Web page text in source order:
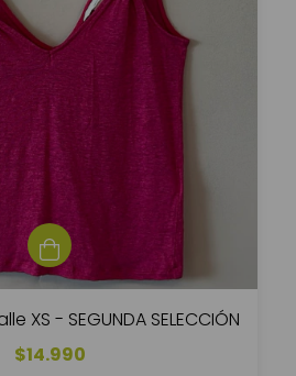
XS - SEGUNDA SELECCIÓN
$14.990